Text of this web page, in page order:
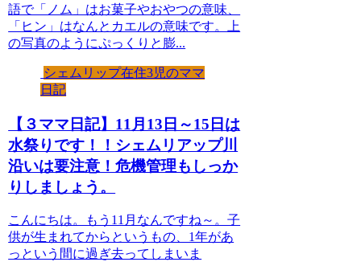
語で「ノム」はお菓子やおやつの意味、
「ヒン」はなんとカエルの意味です。上
の写真のようにぷっくりと膨...
シェムリップ在住3児のママ
日記
【３ママ日記】11月13日～15日は
水祭りです！！シェムリアップ川
沿いは要注意！危機管理もしっか
りしましょう。
こんにちは。もう11月なんですね～。子
供が生まれてからというもの、1年があ
っという間に過ぎ去ってしまいま